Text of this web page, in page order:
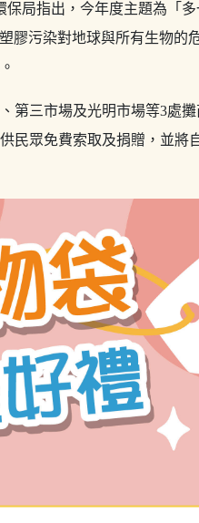
局指出，今年度主題為「多
膠污染對地球與所有生物的
第三市場及光明市場等3處
民眾免費索取及捐贈，並將